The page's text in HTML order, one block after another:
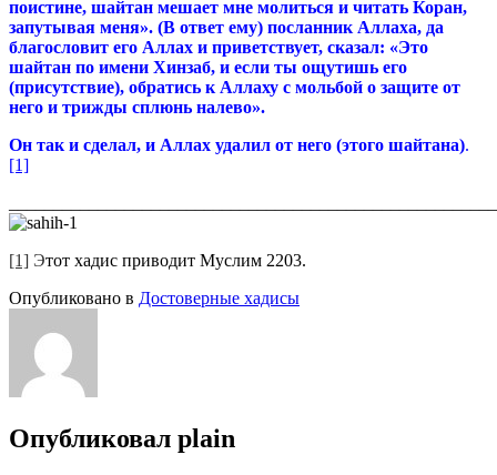
поистине, шайтан мешает мне молиться и читать Коран,
запутывая меня». (В ответ ему) посланник Аллаха, да
благословит его Аллах и приветствует, сказал: «Это
шайтан по имени Хинзаб, и если ты ощутишь его
(присутствие), обратись к Аллаху с мольбой о защите от
него и трижды сплюнь налево».
Он так и сделал, и Аллах удалил от него (этого шайтана).
[1]
[1] Этот хадис приводит Муслим 2203.
Опубликовано в Достоверные хадисы
Опубликовал plain